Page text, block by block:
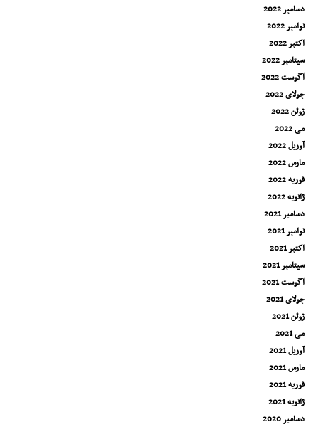
دسامبر 2022
نوامبر 2022
اکتبر 2022
سپتامبر 2022
آگوست 2022
جولای 2022
ژوئن 2022
می 2022
آوریل 2022
مارس 2022
فوریه 2022
ژانویه 2022
دسامبر 2021
نوامبر 2021
اکتبر 2021
سپتامبر 2021
آگوست 2021
جولای 2021
ژوئن 2021
می 2021
آوریل 2021
مارس 2021
فوریه 2021
ژانویه 2021
دسامبر 2020